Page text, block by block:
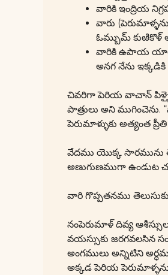
వారికి ఇంద్రియ
వారు
ఓమ్బుమ్ కుఱికొళ్
వారికి ఉపాయ
అనగ నేను
చివరిగా పెరియ వాచాన్ పిళ్ళై;
పాత్రులు అని
పెరుమాళ్ళుకు అత్యంత ప్రీతి
వేదము యొక్క సారమును
అణుగుణముగా ఉండుట
వారి గొప్పతనము
నంపెరుమాళ్ దివ్య
వయస్సుకు జరగవలసిన
అంగములు అన్నిటిని
అక్కడ పెరియ